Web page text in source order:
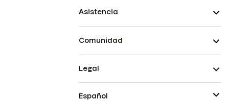
Asistencia
Comunidad
Legal
Español